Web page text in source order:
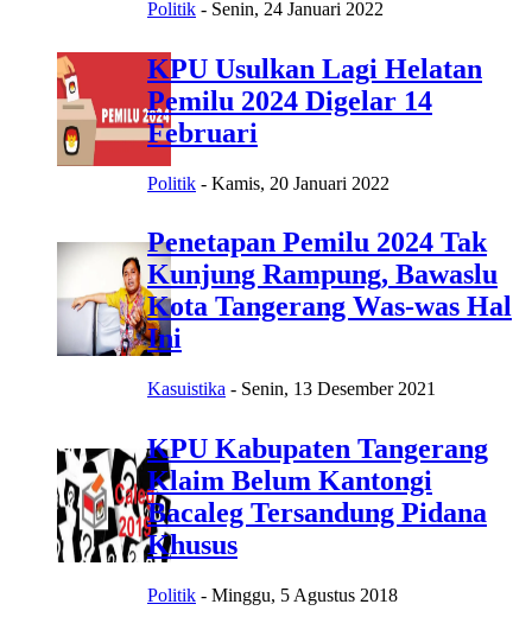
Politik - Senin, 24 Januari 2022
KPU Usulkan Lagi Helatan
Pemilu 2024 Digelar 14
Februari
Politik - Kamis, 20 Januari 2022
Penetapan Pemilu 2024 Tak
Kunjung Rampung, Bawaslu
Kota Tangerang Was-was Hal
Ini
Kasuistika - Senin, 13 Desember 2021
KPU Kabupaten Tangerang
Klaim Belum Kantongi
Bacaleg Tersandung Pidana
Khusus
Politik - Minggu, 5 Agustus 2018